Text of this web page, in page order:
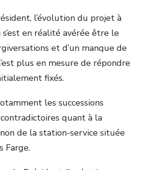
l’évolution du projet à
s’est en réalité avérée être le
et d’un manque de
plus en mesure de répondre
fixés.
les successions
quant à la
de la station-service située
Farge.